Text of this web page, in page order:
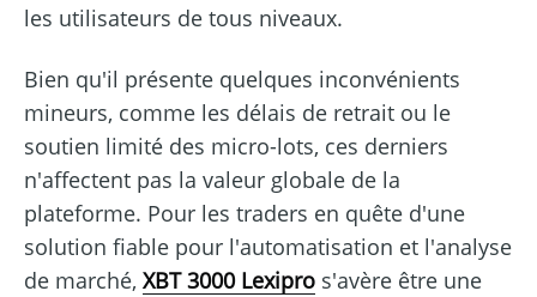
les utilisateurs de tous niveaux.
Bien qu'il présente quelques inconvénients
mineurs, comme les délais de retrait ou le
soutien limité des micro-lots, ces derniers
n'affectent pas la valeur globale de la
plateforme. Pour les traders en quête d'une
solution fiable pour l'automatisation et l'analyse
de marché, XBT 3000 Lexipro s'avère être une